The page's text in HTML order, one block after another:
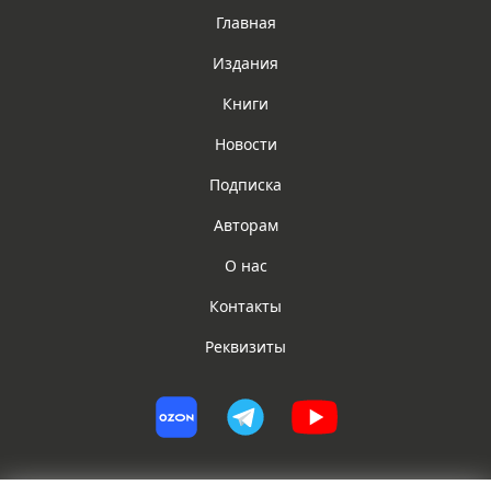
Главная
Издания
Книги
Новости
Подписка
Авторам
О нас
Контакты
Реквизиты